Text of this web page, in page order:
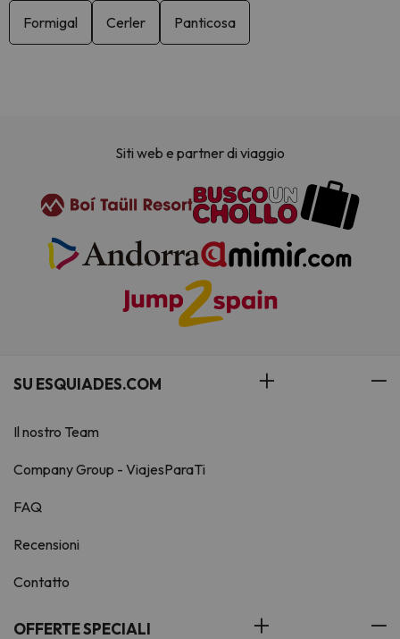
Formigal Cerler Panticosa
Siti web e partner di viaggio
SU ESQUIADES.COM
Il nostro Team
Company Group - ViajesParaTi
FAQ
Recensioni
Contatto
OFFERTE SPECIALI